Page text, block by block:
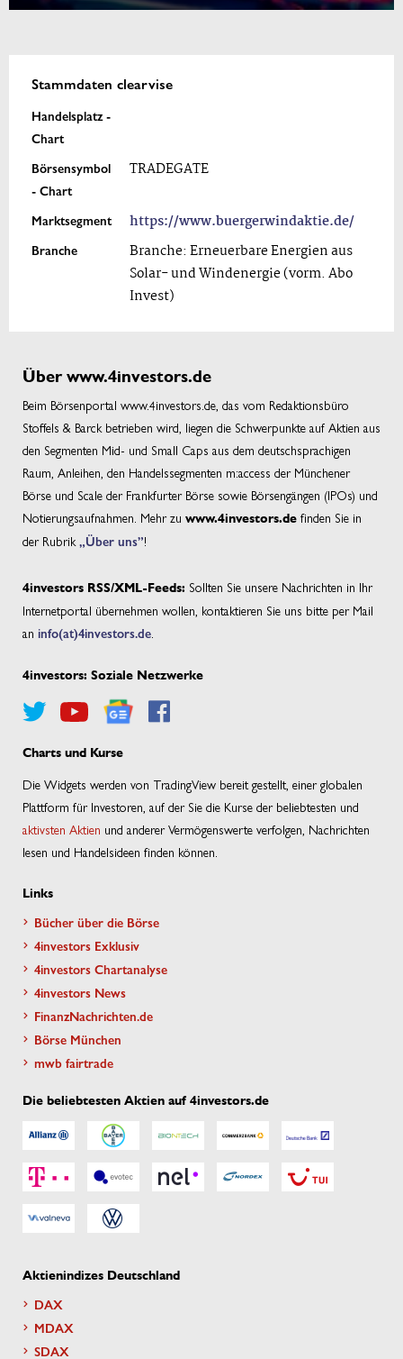
Stammdaten clearvise
Handelsplatz -
Chart
Börsensymbol
- Chart
TRADEGATE
Marktsegment https://www.buergerwindaktie.de/
Branche
Branche: Erneuerbare Energien aus
Solar- und Windenergie (vorm. Abo
Invest)
Über www.4investors.de
Beim Börsenportal www.4investors.de, das vom Redaktionsbüro
Stoffels & Barck betrieben wird, liegen die Schwerpunkte auf Aktien aus
den Segmenten Mid- und Small Caps aus dem deutschsprachigen
Raum, Anleihen, den Handelssegmenten m:access der Münchener
Börse und Scale der Frankfurter Börse sowie Börsengängen (IPOs) und
Notierungsaufnahmen. Mehr zu www.4investors.de finden Sie in
der Rubrik„Über uns”!
4investors RSS/XML-Feeds: Sollten Sie unsere Nachrichten in Ihr
Internetportal übernehmen wollen, kontaktieren Sie uns bitte per Mail
an info(at)4investors.de.
4investors: Soziale Netzwerke
Charts und Kurse
Die Widgets werden von TradingView bereit gestellt, einer globalen
Plattform für Investoren, auf der Sie die Kurse der beliebtesten und
aktivsten Aktien und anderer Vermögenswerte verfolgen, Nachrichten
lesen und Handelsideen finden können.
Links
Bücher über die Börse
4investors Exklusiv
4investors Chartanalyse
4investors News
FinanzNachrichten.de
Börse München
mwb fairtrade
Die beliebtesten Aktien auf 4investors.de
Aktienindizes Deutschland
DAX
MDAX
SDAX